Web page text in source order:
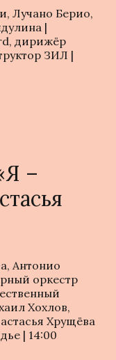
Лучано Берио,
|
дирижёр
ЗИЛ |
–
Антонио
оркестр
Хохлов,
Хрущёва
| 14:00